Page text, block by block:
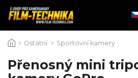
na
Ostatní Sportovní kamery
Přenosný mini